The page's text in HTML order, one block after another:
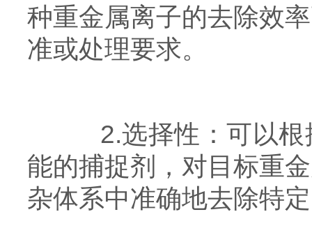
种重金属离子的去除效
准或处理要求。
2.选择性：可以根
能的捕捉剂，对目标重
杂体系中准确地去除特